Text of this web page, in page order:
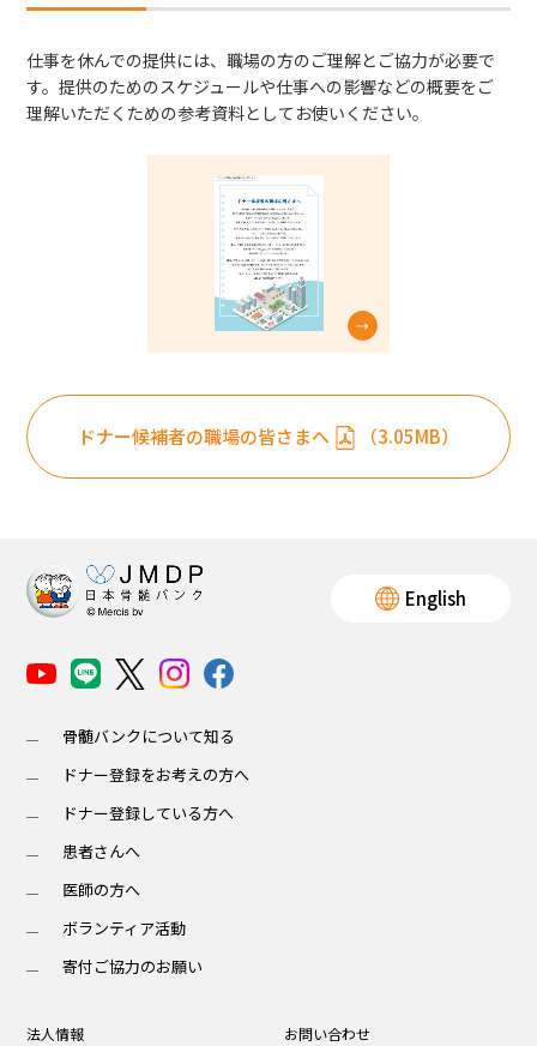
仕事を休んでの提供には、職場の方のご理解とご協力が必要で
す。提供のためのスケジュールや仕事への影響などの概要をご
理解いただくための参考資料としてお使いください。
ドナー候補者の職場の皆さまへ （3.05MB）
English
骨髄バンクについて知る
ドナー登録をお考えの方へ
ドナー登録している方へ
患者さんへ
医師の方へ
ボランティア活動
寄付ご協力のお願い
法人情報 お問い合わせ